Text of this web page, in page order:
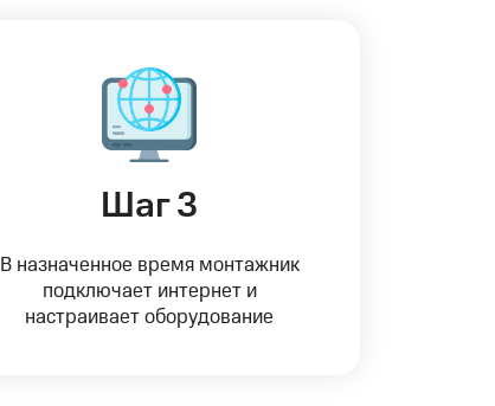
Шаг 3
В назначенное время монтажник
подключает интернет и
настраивает оборудование